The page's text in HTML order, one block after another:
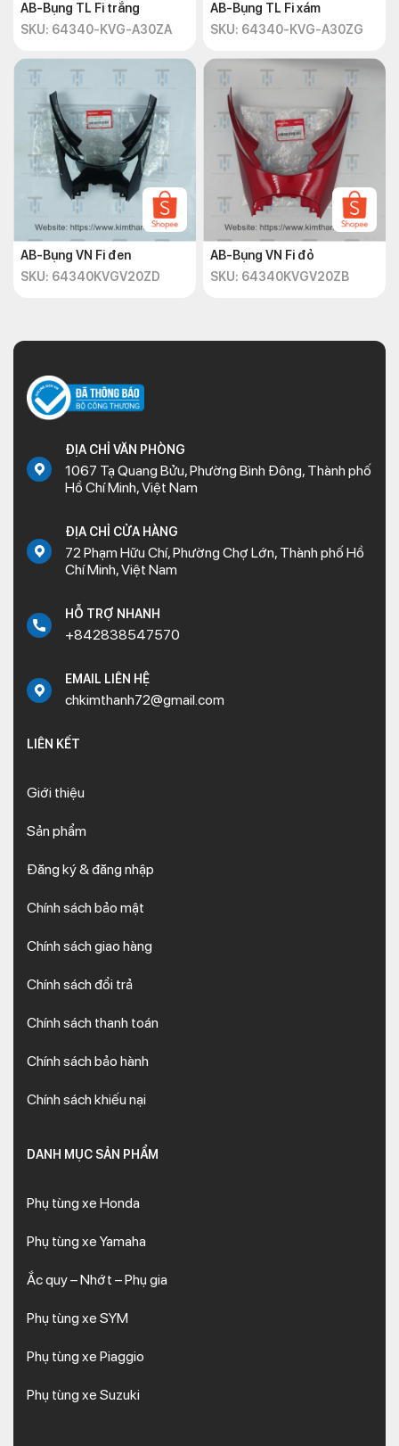
AB-Bụng TL Fi trắng
SKU: 64340-KVG-A30ZA
AB-Bụng TL Fi xám
SKU: 64340-KVG-A30ZG
AB-Bụng VN Fi đen
SKU: 64340KVGV20ZD
AB-Bụng VN Fi đỏ
SKU: 64340KVGV20ZB
ĐỊA CHỈ VĂN PHÒNG
1067 Tạ Quang Bửu, Phường Bình Đông, Thành phố
Hồ Chí Minh, Việt Nam
ĐỊA CHỈ CỬA HÀNG
72 Phạm Hữu Chí, Phường Chợ Lớn, Thành phố Hồ
Chí Minh, Việt Nam
HỖ TRỢ NHANH
+842838547570
EMAIL LIÊN HỆ
chkimthanh72@gmail.com
LIÊN KẾT
Giới thiệu
Sản phẩm
Đăng ký & đăng nhập
Chính sách bảo mật
Chính sách giao hàng
Chính sách đổi trả
Chính sách thanh toán
Chính sách bảo hành
Chính sách khiếu nại
DANH MỤC SẢN PHẨM
Phụ tùng xe Honda
Phụ tùng xe Yamaha
Ắc quy – Nhớt – Phụ gia
Phụ tùng xe SYM
Phụ tùng xe Piaggio
Phụ tùng xe Suzuki